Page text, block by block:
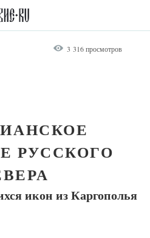
3 316 просмотров
РУССКОГО
икон из Каргополья